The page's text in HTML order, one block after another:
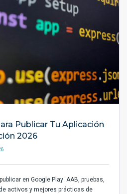
Publicar Tu Aplicación
2026
en Google Play: AAB, pruebas,
activos y mejores prácticas de